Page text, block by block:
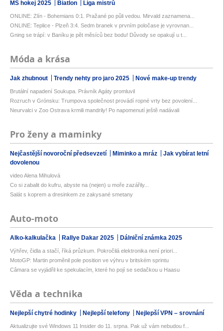
MS hokej 2025 Biatlon Liga mistrů
ONLINE: Zlín - Bohemians 0:1. Pražané po půli vedou. Mirvald zaznamena...
ONLINE: Teplice - Plzeň 3:4. Sedm branek v prvním poločase je vyrovnan...
Gning se trápí: v Baníku je pět měsíců bez bodu! Důvody se opakují u t...
Móda a krása
Jak zhubnout Trendy nehty pro jaro 2025 Nové make-up trendy
Brutální napadení Soukupa. Právník Agáty promluvil
Rozruch v Grónsku: Trumpova společnost provádí ropné vrty bez povolení...
Neurvalci v Zoo Ostrava krmili mandrily! Po napomenutí ještě nadávali
Pro ženy a maminky
Nejčastější novoroční předsevzetí Miminko a mráz
Jak vybírat letní
dovolenou
video Alena Mihulová
Co si zabalit do kufru, abyste na (nejen) u moře zazářily...
Salát s koprem a dresinkem ze zakysané smetany
Auto-moto
Alko-kalkulačka Rallye Dakar 2025 Dálniční známka 2025
Výhřev, čidla a stačí, říká průzkum. Pokročilá elektronika není priori...
MotoGP: Martin proměnil pole position ve výhru v britském sprintu
Câmara se vyjádřil ke spekulacím, které ho pojí se sedačkou u Haasu
Věda a technika
Nejlepší chytré hodinky Nejlepší telefony Nejlepší VPN – srovnání
Aktualizujte své Windows 11 Insider do 11. srpna. Pak už vám nebudou f...